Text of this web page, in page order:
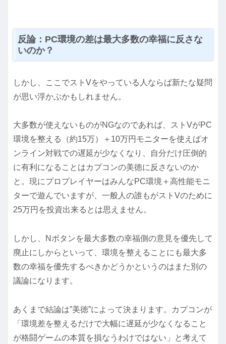
反論：PC環境の差は最大多数の幸福に反さな
いのか？
しかし、ここでストVをやっている人ならば新たな疑問
が思い浮かぶかもしれません。
大多数が使えないものがNGなのであれば、ストVがPC
環境を整える（約15万）＋10万円モニターを使えばオ
ンライン対戦での遅延が少なくなり、自分だけ圧倒的
に有利になることはカプコンの美徳に反さないのか
と。現にプロプレイヤーはみんなPC環境＋高性能モニ
ターで遊んでいますが、一般人の誰もがストVのために
25万円を投資出来るとは思えません。
しかし、Nボタンを最大多数の幸福側の意見を優先して
廃止にしからといって、環境を整えることにも最大多
数の幸福を優先するべきかどうかというのはまた別の
議論になります。
あくまで結論は”美徳”によって決まります。カプコンが
「環境差を整えるだけで大幅に遅延が少なくなること
が格闘ゲームの本質を損なうわけではない」と考えて